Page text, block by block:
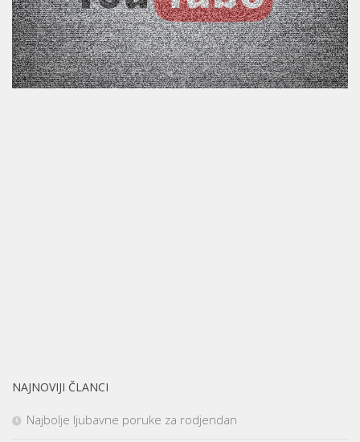
NAJNOVIJI ČLANCI
Najbolje ljubavne poruke za rodjendan